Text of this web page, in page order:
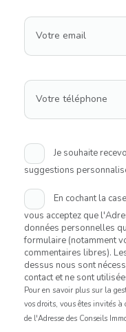
Votre email
Votre téléphone
Je souhaite
suggestions
En cochant la
vous acceptez que
données personnelles
formulaire (notamment
commentaires libres).
dessus nous sont
contact et ne sont
Pour en savoir plus sur la
vos droits, vous êtes invités à
de l'Adresse des Conseils